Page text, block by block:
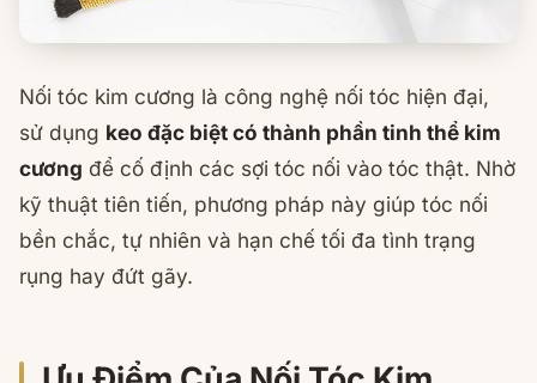
Nối tóc kim cương là công nghệ nối tóc hiện đại,
sử dụng keo đặc biệt có thành phần tinh thể kim
cương để cố định các sợi tóc nối vào tóc thật. Nhờ
kỹ thuật tiên tiến, phương pháp này giúp tóc nối
bền chắc, tự nhiên và hạn chế tối đa tình trạng
rụng hay đứt gãy.